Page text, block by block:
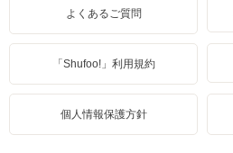
よくあるご質問
「Shufoo!」利用規約
個人情報保護方針